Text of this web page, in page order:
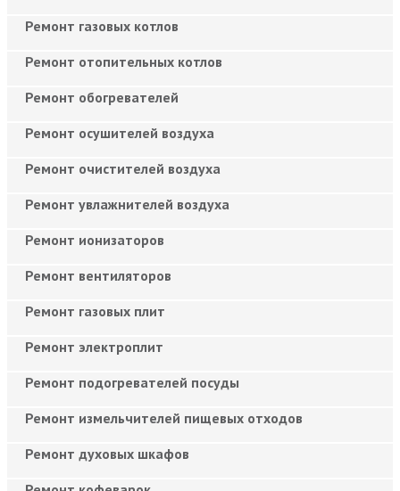
Ремонт газовых котлов
Ремонт отопительных котлов
Ремонт обогревателей
Ремонт осушителей воздуха
Ремонт очистителей воздуха
Ремонт увлажнителей воздуха
Ремонт ионизаторов
Ремонт вентиляторов
Ремонт газовых плит
Ремонт электроплит
Ремонт подогревателей посуды
Ремонт измельчителей пищевых отходов
Ремонт духовых шкафов